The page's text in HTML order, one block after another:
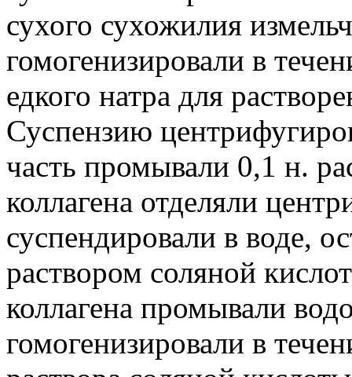
сухого сухожилия
гомогенизировали в
едкого натра для
Суспензию
часть промывали 0,1 н.
коллагена отделяли
суспендировали в воде,
раствором соляной
коллагена промывали
гомогенизировали в